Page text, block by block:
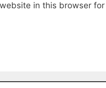
in this browser